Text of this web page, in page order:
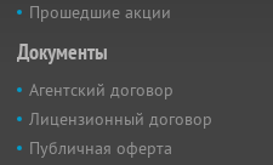
Прошедшие акции
Документы
Агентский договор
Лицензионный договор
Публичная оферта